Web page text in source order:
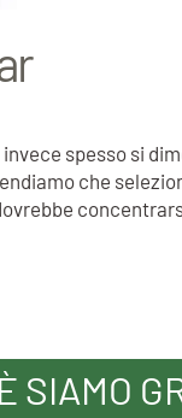
spesso si
che
SIAMO